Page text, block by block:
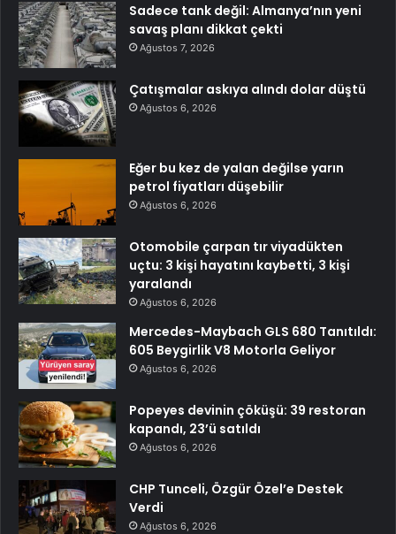
Sadece tank değil: Almanya’nın yeni
savaş planı dikkat çekti
Ağustos 7, 2026
Çatışmalar askıya alındı dolar düştü
Ağustos 6, 2026
Eğer bu kez de yalan değilse yarın
petrol fiyatları düşebilir
Ağustos 6, 2026
Otomobile çarpan tır viyadükten
uçtu: 3 kişi hayatını kaybetti, 3 kişi
yaralandı
Ağustos 6, 2026
Mercedes-Maybach GLS 680 Tanıtıldı:
605 Beygirlik V8 Motorla Geliyor
Ağustos 6, 2026
Popeyes devinin çöküşü: 39 restoran
kapandı, 23’ü satıldı
Ağustos 6, 2026
CHP Tunceli, Özgür Özel’e Destek
Verdi
Ağustos 6, 2026